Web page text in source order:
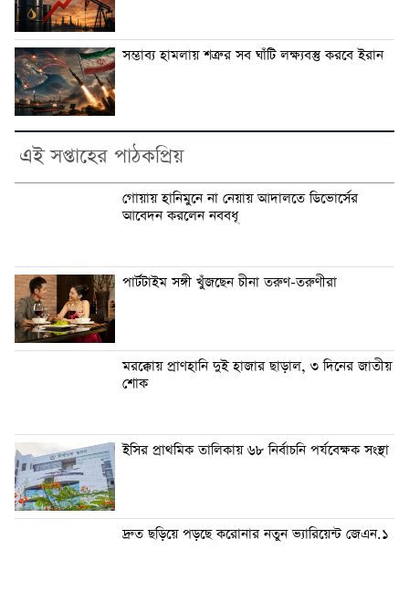
সম্ভাব্য হামলায় শত্রুর সব ঘাঁটি লক্ষ্যবস্তু করবে ইরান
এই সপ্তাহের পাঠকপ্রিয়
গোয়ায় হানিমুনে না নেয়ায় আদালতে ডিভোর্সের
আবেদন করলেন নববধূ
পার্টটাইম সঙ্গী খুঁজছেন চীনা তরুণ-তরুণীরা
মরক্কোয় প্রাণহানি দুই হাজার ছাড়াল, ৩ দিনের জাতীয়
শোক
ইসির প্রাথমিক তালিকায় ৬৮ নির্বাচনি পর্যবেক্ষক সংস্থা
দ্রুত ছড়িয়ে পড়ছে করোনার নতুন ভ্যারিয়েন্ট জেএন.১